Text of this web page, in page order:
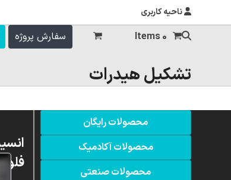
ناحیه کاربری
سفارش پروژه 0 Items
تشکیل هیدرات
محصولات رایگان
محصولات آکادمیک
محصولات صنعتی